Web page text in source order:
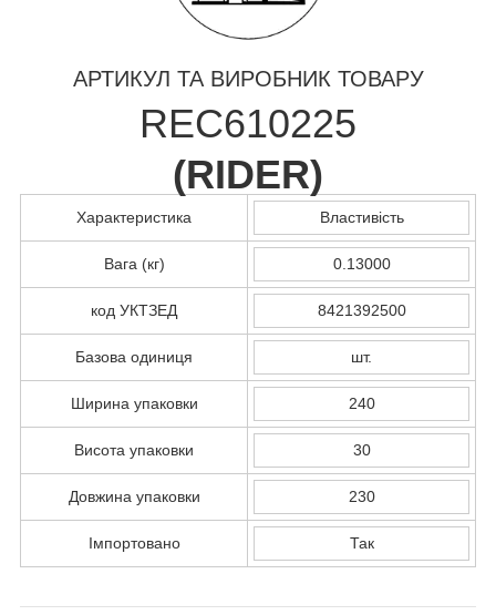
АРТИКУЛ ТА ВИРОБНИК ТОВАРУ
REC610225
(RIDER)
Характеристика Властивість
Вага (кг) 0.13000
код УКТЗЕД 8421392500
Базова одиниця шт.
Ширина упаковки 240
Висота упаковки 30
Довжина упаковки 230
Імпортовано Так